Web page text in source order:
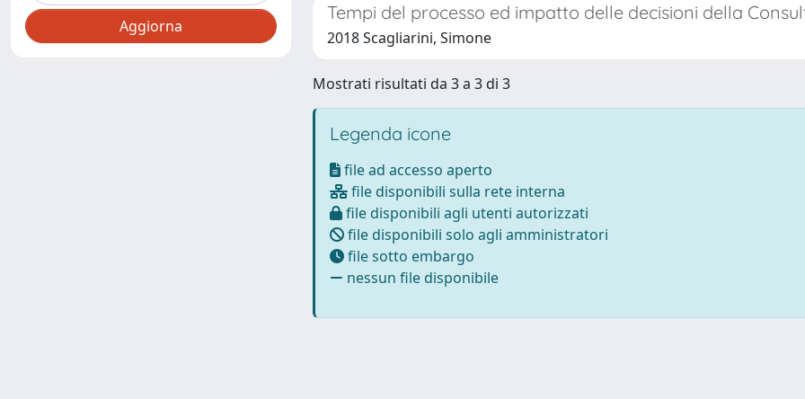
Tempi del processo ed impatto delle decisioni della
2018 Scagliarini, Simone
Mostrati risultati da 3 a 3 di 3
Legenda icone
file ad accesso aperto
file disponibili sulla rete interna
file disponibili agli utenti autorizzati
file disponibili solo agli amministratori
file sotto embargo
nessun file disponibile